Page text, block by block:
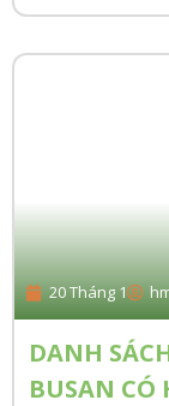
20 Tháng 1
DANH
BUSAN CÓ